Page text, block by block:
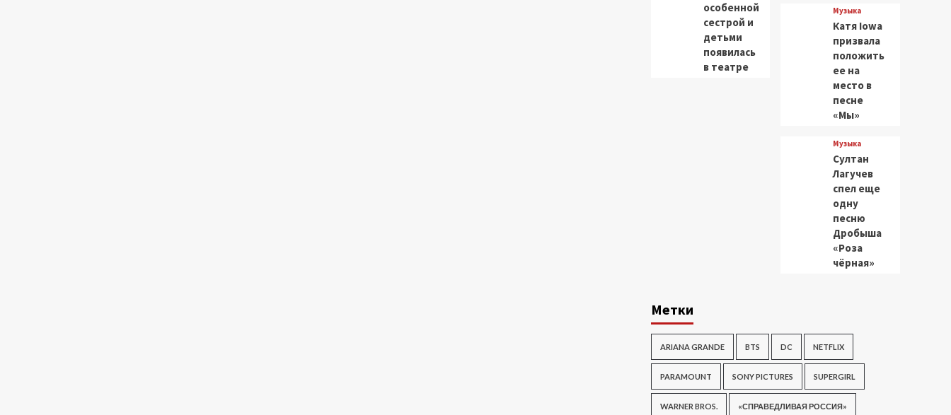
особенной
сестрой и
детьми
появилась
в театре
Музыка
Катя Iowa
призвала
положить
ее на
место в
песне
«Мы»
Музыка
Султан
Лагучев
спел еще
одну
песню
Дробыша
«Роза
чёрная»
Метки
ARIANA GRANDE BTS DC NETFLIX
PARAMOUNT SONY PICTURES SUPERGIRL
WARNER BROS. «СПРАВЕДЛИВАЯ РОССИЯ»